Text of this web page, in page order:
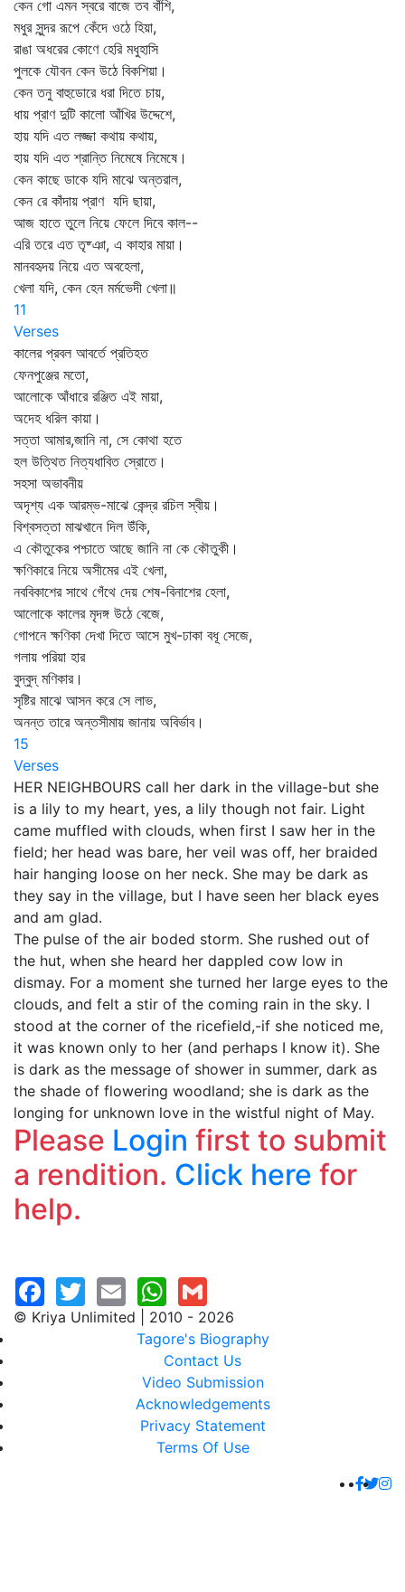
কেন গো এমন স্বরে বাজে তব বাঁশি,
মধুর সুন্দর রূপে কেঁদে ওঠে হিয়া,
রাঙা অধরের কোণে হেরি মধুহাসি
পুলকে যৌবন কেন উঠে বিকশিয়া।
কেন তনু বাহুডোরে ধরা দিতে চায়,
ধায় প্রাণ দুটি কালো আঁখির উদ্দেশে,
হায় যদি এত লজ্জা কথায় কথায়,
হায় যদি এত শ্রান্তি নিমেষে নিমেষে।
কেন কাছে ডাকে যদি মাঝে অন্তরাল,
কেন রে কাঁদায় প্রাণ যদি ছায়া,
আজ হাতে তুলে নিয়ে ফেলে দিবে কাল--
এরি তরে এত তৃষ্ঞা, এ কাহার মায়া।
মানবহৃদয় নিয়ে এত অবহেলা,
খেলা যদি, কেন হেন মর্মভেদী খেলা॥
11
Verses
কালের প্রবল আবর্তে প্রতিহত
ফেনপুঞ্জের মতো,
আলোকে আঁধারে রঞ্জিত এই মায়া,
অদেহ ধরিল কায়া।
সত্তা আমার,জানি না, সে কোথা হতে
হল উত্থিত নিত্যধাবিত স্রোতে।
সহসা অভাবনীয়
অদৃশ্য এক আরম্ভ-মাঝে কেন্দ্র রচিল স্বীয়।
বিশ্বসত্তা মাঝখানে দিল উঁকি,
এ কৌতুকের পশ্চাতে আছে জানি না কে কৌতুকী।
ক্ষণিকারে নিয়ে অসীমের এই খেলা,
নববিকাশের সাথে গেঁথে দেয় শেষ-বিনাশের হেলা,
আলোকে কালের মৃদঙ্গ উঠে বেজে,
গোপনে ক্ষণিকা দেখা দিতে আসে মুখ-ঢাকা বধূ সেজে,
গলায় পরিয়া হার
বুদ্‌বুদ্‌ মণিকার।
সৃষ্টির মাঝে আসন করে সে লাভ,
অনন্ত তারে অন্তসীমায় জানায় অবির্ভাব।
15
Verses
HER NEIGHBOURS call her dark in the village-but she
is a lily to my heart, yes, a lily though not fair. Light
came muffled with clouds, when first I saw her in the
field; her head was bare, her veil was off, her braided
hair hanging loose on her neck. She may be dark as
they say in the village, but I have seen her black eyes
and am glad.
The pulse of the air boded storm. She rushed out of
the hut, when she heard her dappled cow low in
dismay. For a moment she turned her large eyes to the
clouds, and felt a stir of the coming rain in the sky. I
stood at the corner of the ricefield,-if she noticed me,
it was known only to her (and perhaps I know it). She
is dark as the message of shower in summer, dark as
the shade of flowering woodland; she is dark as the
longing for unknown love in the wistful night of May.
Please Login first to submit
a rendition. Click here for
help.
© Kriya Unlimited | 2010 - 2026
Tagore's Biography
Contact Us
Video Submission
Acknowledgements
Privacy Statement
Terms Of Use